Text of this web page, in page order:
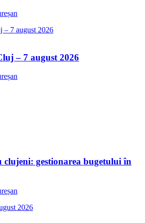
– 7 august 2026
clujeni: gestionarea bugetului în